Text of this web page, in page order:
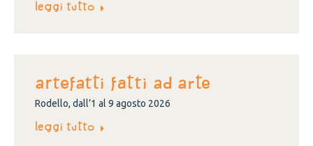
Leggi tutto
ARTEFATTI FATTI AD ARTE
Rodello, dall’1 al 9 agosto 2026
Leggi tutto